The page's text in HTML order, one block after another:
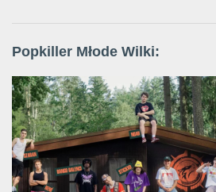
Popkiller Młode Wilki: